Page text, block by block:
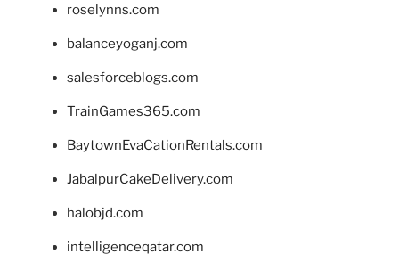
roselynns.com
balanceyoganj.com
salesforceblogs.com
TrainGames365.com
BaytownEvaCationRentals.com
JabalpurCakeDelivery.com
halobjd.com
intelligenceqatar.com